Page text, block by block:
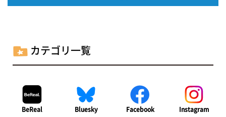
カテゴリ一覧
BeReal Bluesky Facebook Instagram